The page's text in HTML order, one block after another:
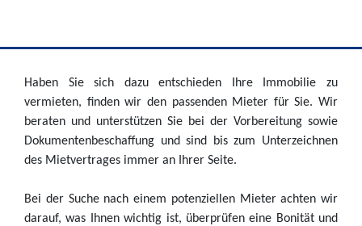
Haben Sie sich dazu entschieden Ihre Immobilie zu
vermieten, finden wir den passenden Mieter für Sie. Wir
beraten und unterstützen Sie bei der Vorbereitung sowie
Dokumentenbeschaffung und sind bis zum Unterzeichnen
des Mietvertrages immer an Ihrer Seite.
Bei der Suche nach einem potenziellen Mieter achten wir
darauf, was Ihnen wichtig ist, überprüfen eine Bonität und